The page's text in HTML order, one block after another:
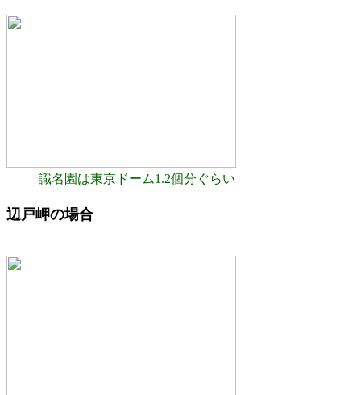
識名園は東京ドーム1.2個分ぐらい
辺戸岬の場合